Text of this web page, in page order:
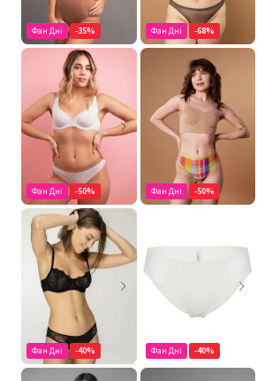
Фан Дні -35% Фан Дні -68%
Фан Дні -50% Фан Дні -50%
Фан Дні -40% Фан Дні -40%